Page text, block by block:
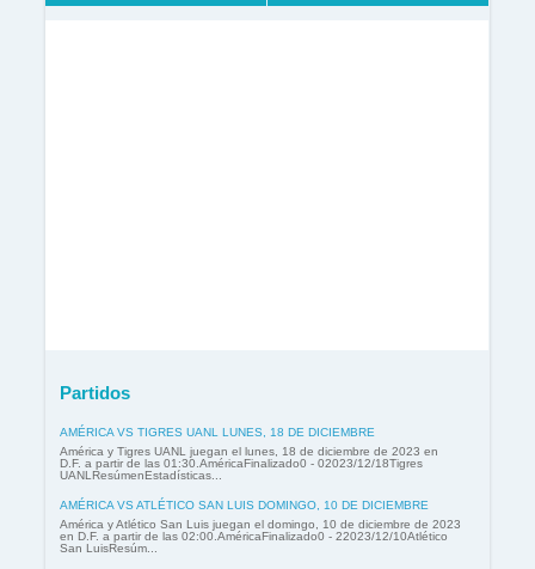
Partidos
AMÉRICA VS TIGRES UANL LUNES, 18 DE DICIEMBRE
América y Tigres UANL juegan el lunes, 18 de diciembre de 2023 en
D.F. a partir de las 01:30.AméricaFinalizado0 - 02023/12/18Tigres
UANLResúmenEstadísticas...
AMÉRICA VS ATLÉTICO SAN LUIS DOMINGO, 10 DE DICIEMBRE
América y Atlético San Luis juegan el domingo, 10 de diciembre de 2023
en D.F. a partir de las 02:00.AméricaFinalizado0 - 22023/12/10Atlético
San LuisResúm...